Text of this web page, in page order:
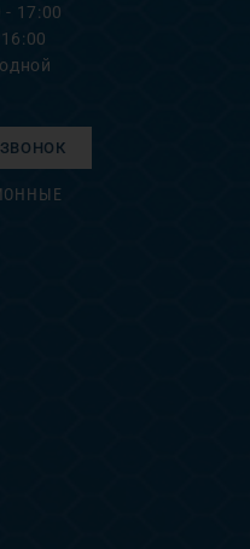
17:00